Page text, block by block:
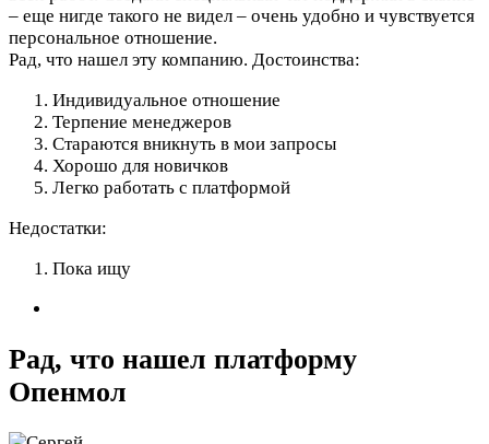
– еще нигде такого не видел – очень удобно и чувствуется
персональное отношение.
Рад, что нашел эту компанию. Достоинства:
Индивидуальное отношение
Терпение менеджеров
Стараются вникнуть в мои запросы
Хорошо для новичков
Легко работать с платформой
Недостатки:
Пока ищу
Рад, что нашел платформу
Опенмол